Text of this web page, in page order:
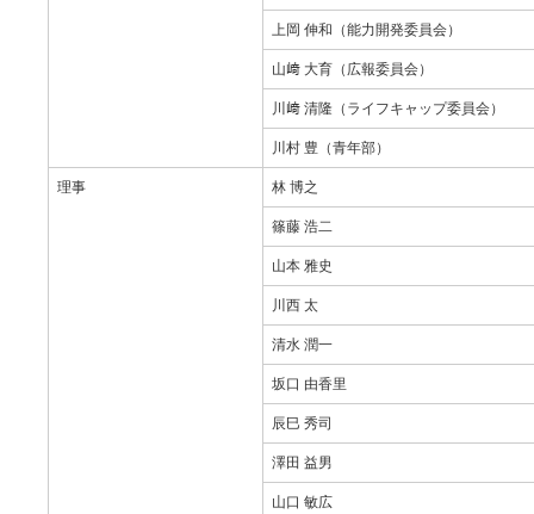
上岡 伸和（能力開発委員会）
山﨑 大育（広報委員会）
川﨑 清隆（ライフキャップ委員会）
川村 豊（青年部）
理事 林 博之
篠藤 浩二
山本 雅史
川西 太
清水 潤一
坂口 由香里
辰巳 秀司
澤田 益男
山口 敏広